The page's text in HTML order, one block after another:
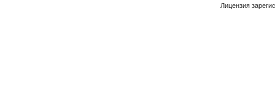
Лицензия